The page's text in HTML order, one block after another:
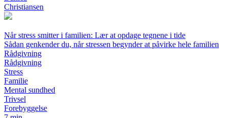
Christiansen
Når stress smitter i familien: Lær at opdage tegnene i tide
Sådan genkender du, når stressen begynder at påvirke hele familien
Rådgivning
Rådgivning
Stress
Familie
Mental sundhed
Trivsel
Forebyggelse